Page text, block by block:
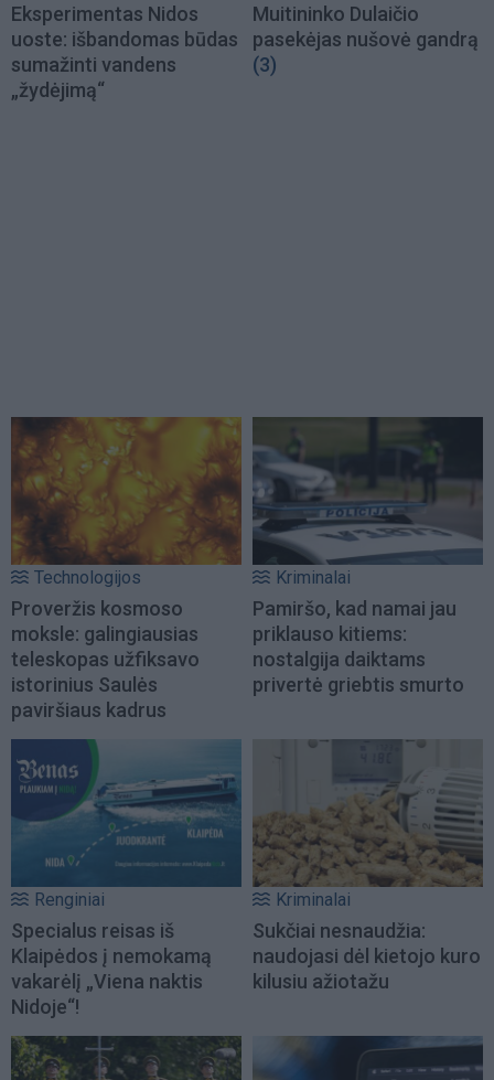
Eksperimentas Nidos
uoste: išbandomas būdas
sumažinti vandens
„žydėjimą“
Muitininko Dulaičio
pasekėjas nušovė gandrą
(3)
Technologijos
Proveržis kosmoso
moksle: galingiausias
teleskopas užfiksavo
istorinius Saulės
paviršiaus kadrus
Kriminalai
Pamiršo, kad namai jau
priklauso kitiems:
nostalgija daiktams
privertė griebtis smurto
Renginiai
Specialus reisas iš
Klaipėdos į nemokamą
vakarėlį „Viena naktis
Nidoje“!
Kriminalai
Sukčiai nesnaudžia:
naudojasi dėl kietojo kuro
kilusiu ažiotažu